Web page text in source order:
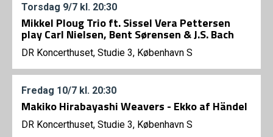
Torsdag 9/7 kl. 20:30
Mikkel Ploug Trio ft. Sissel Vera Pettersen
play Carl Nielsen, Bent Sørensen & J.S. Bach
DR Koncerthuset, Studie 3, København S
Fredag 10/7 kl. 20:30
Makiko Hirabayashi Weavers - Ekko af Händel
DR Koncerthuset, Studie 3, København S